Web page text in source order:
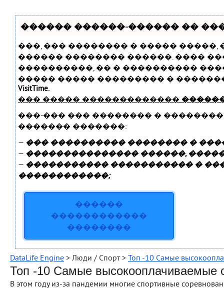
������ ������-������ ��
���, ��� �������� � ����� �����,
������ �������� ������. ����
����������, �� � ����������
����� ����� ��������� �
VisitTime.
��� ����� �������������
���-��� ��� �������� �
������� �������:
— ��� ���������� �������� �
— ��������������� ������,
— ����������� ����������� �
������������;
������
������������
��������
DataLife Engine > Люди / Спорт > Топ -10 Самые
Топ -10 Самые высокооплачиваемые
В этом году из-за пандемии многие спортивные